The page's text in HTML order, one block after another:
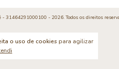
o uso de cookies para agilizar
- 31464291000100 - 2026. Todos os direitos